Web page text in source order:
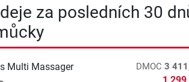
za posledních 30
Multi Massager DMOC 3